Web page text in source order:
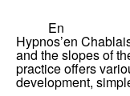
En
Hypnos’en
and the slopes of
practice offers
development,